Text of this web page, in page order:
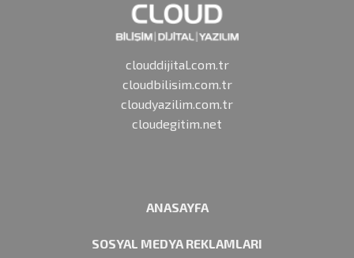
clouddijital.com.tr
cloudbilisim.com.tr
cloudyazilim.com.tr
cloudegitim.net
ANASAYFA
SOSYAL MEDYA REKLAMLARI